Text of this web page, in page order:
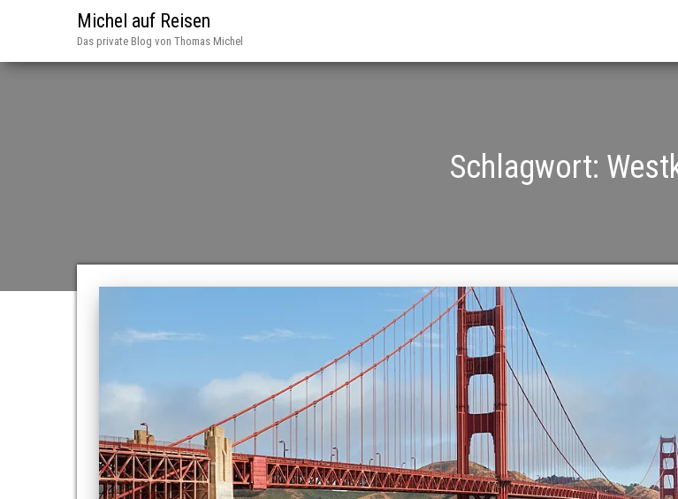
Michel auf Reisen
Das private Blog von Thomas Michel
Schlagwort: